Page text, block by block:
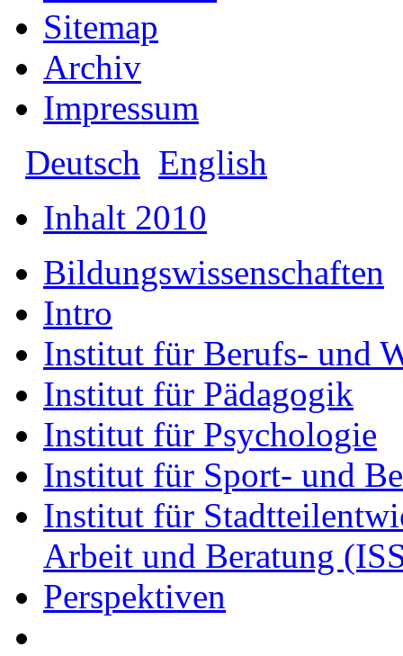
Sitemap
Archiv
Impressum
Deutsch English
Inhalt 2010
Bildungswissenschaften
Intro
Institut für Berufs- und
Institut für Pädagogik
Institut für Psychologie
Institut für Sport- und
Institut für
Arbeit und Beratung
Perspektiven